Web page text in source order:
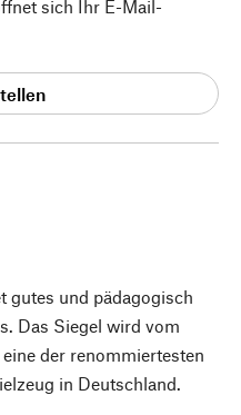
gutes und pädagogisch
Das Siegel wird vom
der renommiertesten
in Deutschland.
sich Ihr E-Mail-